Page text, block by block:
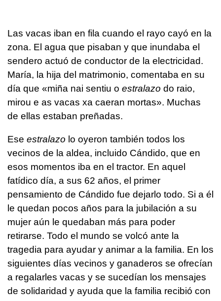
Las vacas iban en fila cuando el rayo cayó en la
zona. El agua que pisaban y que inundaba el
sendero actuó de conductor de la electricidad.
María, la hija del matrimonio, comentaba en su
día que «miña nai sentiu o estralazo do raio,
mirou e as vacas xa caeran mortas». Muchas
de ellas estaban preñadas.
Ese estralazo lo oyeron también todos los
vecinos de la aldea, incluido Cándido, que en
esos momentos iba en el tractor. En aquel
fatídico día, a sus 62 años, el primer
pensamiento de Cándido fue dejarlo todo. Si a él
le quedan pocos años para la jubilación a su
mujer aún le quedaban más para poder
retirarse. Todo el mundo se volcó ante la
tragedia para ayudar y animar a la familia. En los
siguientes días vecinos y ganaderos se ofrecían
a regalarles vacas y se sucedían los mensajes
de solidaridad y ayuda que la familia recibió con